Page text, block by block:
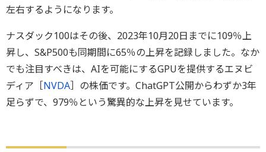
左右するようになります。
ナスダック100はその後、2023年10月20日までに109％上
昇し、S&P500も同期間に65％の上昇を記録しました。なか
でも注目すべきは、AIを可能にするGPUを提供するエヌビ
ディア［NVDA］の株価です。ChatGPT公開からわずか3年
足らずで、979％という驚異的な上昇を見せています。